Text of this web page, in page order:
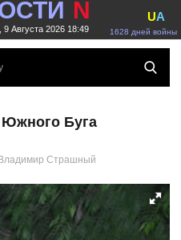
N
9 Августа 2026 18:49 1628 дней войны
UA
Южного Буга
Владимир Страшный